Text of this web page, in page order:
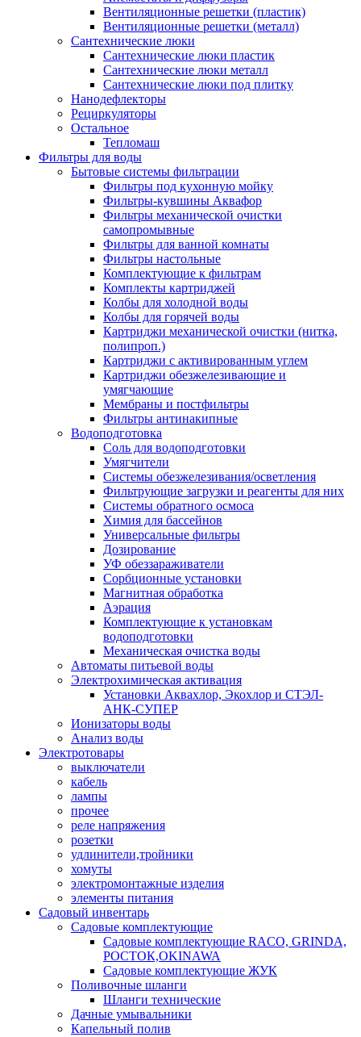
Вентиляционные решетки (пластик)
Вентиляционные решетки (металл)
Сантехнические люки
Сантехнические люки пластик
Сантехнические люки металл
Сантехнические люки под плитку
Нанодефлекторы
Рециркуляторы
Остальное
Тепломаш
Фильтры для воды
Бытовые системы фильтрации
Фильтры под кухонную мойку
Фильтры-кувшины Аквафор
Фильтры механической очистки
самопромывные
Фильтры для ванной комнаты
Фильтры настольные
Комплектующие к фильтрам
Комплекты картриджей
Колбы для холодной воды
Колбы для горячей воды
Картриджи механической очистки (нитка,
полипроп.)
Картриджи с активированным углем
Картриджи обезжелезивающие и
умягчающие
Мембраны и постфильтры
Фильтры антинакипные
Водоподготовка
Соль для водоподготовки
Умягчители
Системы обезжелезивания/осветления
Фильтрующие загрузки и реагенты для них
Системы обратного осмоса
Химия для бассейнов
Универсальные фильтры
Дозирование
УФ обеззараживатели
Сорбционные установки
Магнитная обработка
Аэрация
Комплектующие к установкам
водоподготовки
Механическая очистка воды
Автоматы питьевой воды
Электрохимическая активация
Установки Аквахлор, Экохлор и СТЭЛ-
АНК-СУПЕР
Ионизаторы воды
Анализ воды
Электротовары
выключатели
кабель
лампы
прочее
реле напряжения
розетки
удлинители,тройники
хомуты
электромонтажные изделия
элементы питания
Садовый инвентарь
Садовые комплектующие
Садовые комплектующие RACO, GRINDA,
РОСТОК,OKINAWA
Садовые комплектующие ЖУК
Поливочные шланги
Шланги технические
Дачные умывальники
Капельный полив